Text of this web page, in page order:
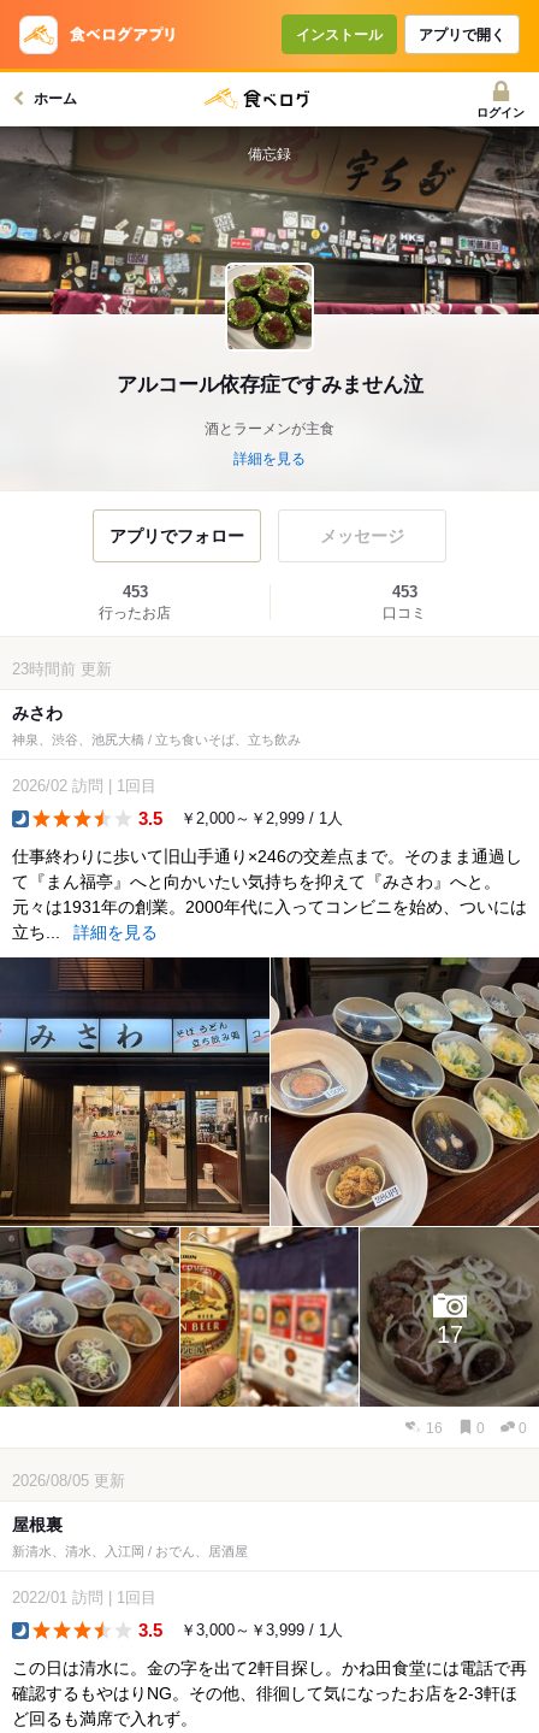
インストール アプリで開く
ホーム
ログイン
アルコール依存症ですみません泣
酒とラーメンが主食
詳細を見る
備忘録
アプリでフォロー メッセージ
453
行ったお店
453
口コミ
23時間前 更新
みさわ
神泉、渋谷、池尻大橋 / 立ち食いそば、立ち飲み
2026/02 訪問 1回目
3.5 ￥2,000～￥2,999 / 1人
仕事終わりに歩いて旧山手通り×246の交差点まで。そのまま通過し
て『まん福亭』へと向かいたい気持ちを抑えて『みさわ』へと。
元々は1931年の創業。2000年代に入ってコンビニを始め、ついには
立ち...
詳細を見る
17
16 0 0
2026/08/05 更新
屋根裏
新清水、清水、入江岡 / おでん、居酒屋
2022/01 訪問 1回目
3.5 ￥3,000～￥3,999 / 1人
この日は清水に。金の字を出て2軒目探し。かね田食堂には電話で再
確認するもやはりNG。その他、徘徊して気になったお店を2-3軒ほ
ど回るも満席で入れず。